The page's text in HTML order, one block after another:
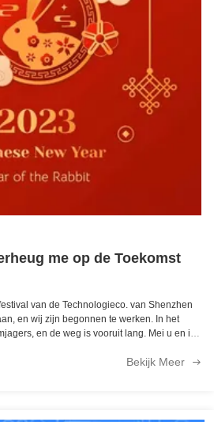
me op de Toekomst
van de Technologieco. van Shenzhen
en wij zijn begonnen te werken. In het
en de weg is vooruit lang. Mei u en ik
Bekijk Meer